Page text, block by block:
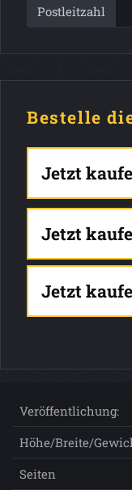
Postleitzahl
Bestelle
Jetzt
Jetzt
Jetzt
Veröffentlichung:
Höhe/Breite/
Seiten